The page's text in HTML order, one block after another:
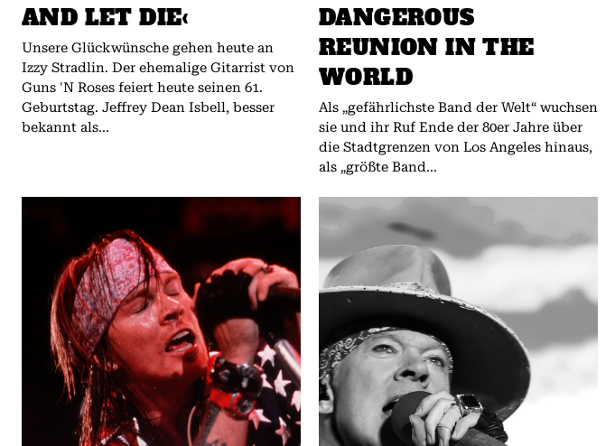
AND LET DIE‹
Unsere Glückwünsche gehen heute an
Izzy Stradlin. Der ehemalige Gitarrist von
Guns 'N Roses feiert heute seinen 61.
Geburtstag. Jeffrey Dean Isbell, besser
bekannt als...
DANGEROUS
REUNION IN THE
WORLD
Als „gefährlichste Band der Welt“ wuchsen
sie und ihr Ruf Ende der 80er Jahre über
die Stadtgrenzen von Los Angeles hinaus,
als „größte Band...